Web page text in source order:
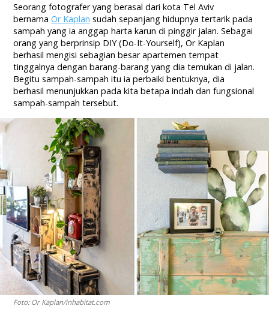
Seorang fotografer yang berasal dari kota Tel Aviv
bernamaOr Kaplan sudah sepanjang hidupnya tertarik pada
sampah yang ia anggap harta karun di pinggir jalan. Sebagai
orang yang berprinsip DIY (Do-It-Yourself), Or Kaplan
berhasil mengisi sebagian besar apartemen tempat
tinggalnya dengan barang-barang yang dia temukan di jalan.
Begitu sampah-sampah itu ia perbaiki bentuknya, dia
berhasil menunjukkan pada kita betapa indah dan fungsional
sampah-sampah tersebut.
Foto: Or Kaplan/inhabitat.com